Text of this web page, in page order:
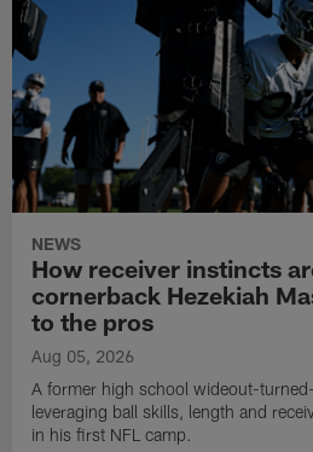
NEWS
How receiver instincts
cornerback Hezekiah
to the pros
Aug 05, 2026
A former high school wideout-
leveraging ball skills, length and
in his first NFL camp.